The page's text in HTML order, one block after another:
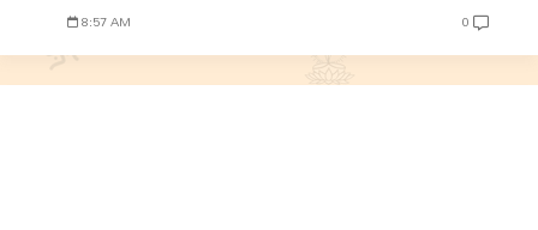
8:57 AM 0